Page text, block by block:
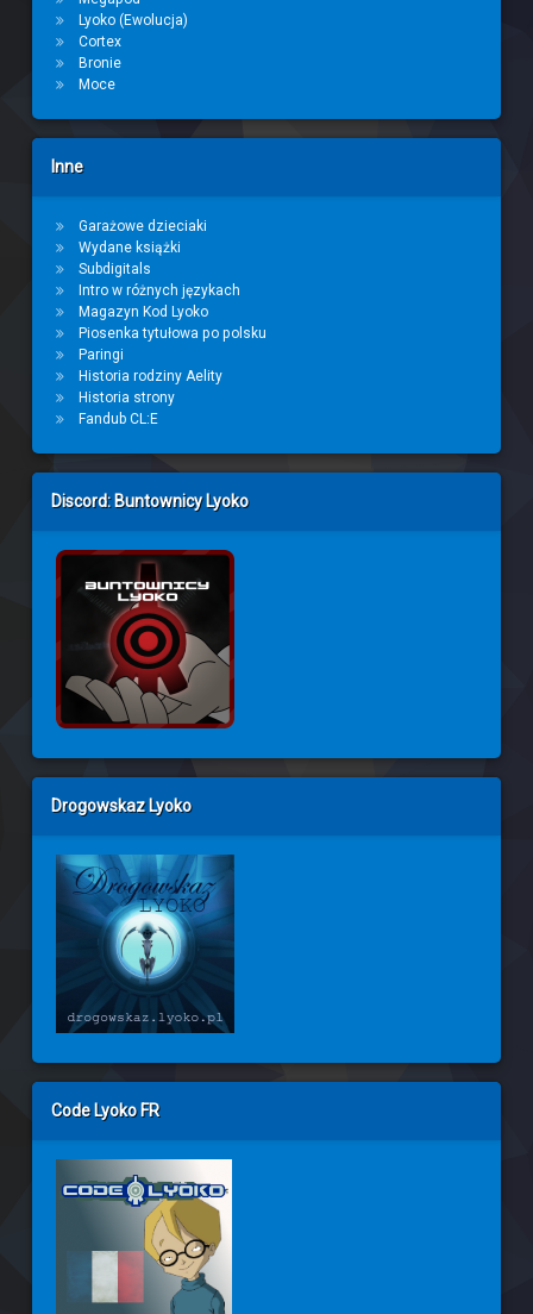
Lyoko (Ewolucja)
Cortex
Bronie
Moce
Inne
Garażowe dzieciaki
Wydane książki
Subdigitals
Intro w różnych językach
Magazyn Kod Lyoko
Piosenka tytułowa po polsku
Paringi
Historia rodziny Aelity
Historia strony
Fandub CL:E
Discord: Buntownicy Lyoko
Drogowskaz Lyoko
Code Lyoko FR